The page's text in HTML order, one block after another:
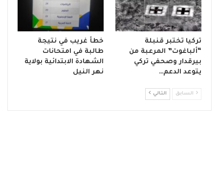
تركيا تختبر قنبلة
“ألباغوت” المرعبة من
بيرقدار وصحفي تركي
يتوعد الدعم…
خطأ غريب في نتيجة
طالبة في امتحانات
الشهادة الابتدائية بولاية
نهر النيل
السابق التالي